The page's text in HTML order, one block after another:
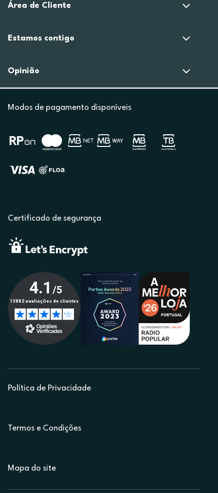
Área de Cliente
Estamos contigo
Opinião
Modos de pagamento disponíveis
Certificado de segurança
Política de Privacidade
Termos e Condições
Mapa do site